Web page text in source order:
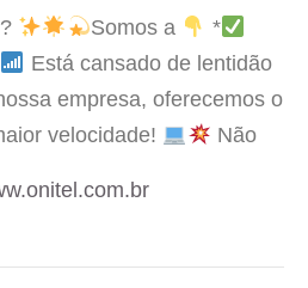
Somos a
*
Está cansado de lentidão
empresa, oferecemos o
velocidade!
Não